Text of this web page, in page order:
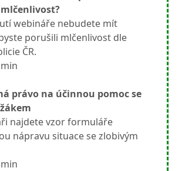
webináře nebudete mít
porušili mlčenlivost dle
ČR.
právo na účinnou pomoc se
najdete vzor formuláře
nápravu situace se zlobivým